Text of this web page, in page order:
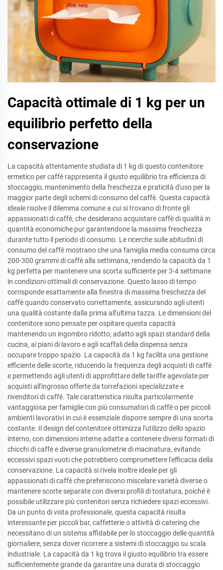
Capacità ottimale di 1 kg per un
equilibrio perfetto della
conservazione
La capacità attentamente studiata di 1 kg di questo contenitore
ermetico per caffè rappresenta il giusto equilibrio tra efficienza di
stoccaggio, mantenimento della freschezza e praticità d'uso per la
maggior parte degli schemi di consumo del caffè. Questa capacità
ideale risolve il dilemma comune a cui si trovano di fronte gli
appassionati di caffè, che desiderano acquistare caffè di qualità in
quantità economiche pur garantendone la massima freschezza
durante tutto il periodo di consumo. Le ricerche sulle abitudini di
consumo del caffè mostrano che una famiglia media consuma circa
200-300 grammi di caffè alla settimana, rendendo la capacità da 1
kg perfetta per mantenere una scorta sufficiente per 3-4 settimane
in condizioni ottimali di conservazione. Questo lasso di tempo
corrisponde esattamente alla finestra di massima freschezza del
caffè quando conservato correttamente, assicurando agli utenti
una qualità costante dalla prima all'ultima tazza. Le dimensioni del
contenitore sono pensate per ospitare questa capacità
mantenendo un ingombro ridotto, adatto agli spazi standard della
cucina, ai piani di lavoro e agli scaffali della dispensa senza
occupare troppo spazio. La capacità da 1 kg facilita una gestione
efficiente delle scorte, riducendo la frequenza degli acquisti di caffè
e permettendo agli utenti di approfittare delle tariffe agevolate per
acquisti all'ingrosso offerte da torrefazioni specializzate e
rivenditori di caffè. Tale caratteristica risulta particolarmente
vantaggiosa per famiglie con più consumatori di caffè o per piccoli
ambienti lavorativi in cui è essenziale disporre sempre di una scorta
costante. Il design del contenitore ottimizza l'utilizzo dello spazio
interno, con dimensioni interne adatte a contenere diversi formati di
chicchi di caffè e diverse granulometrie di macinatura, evitando
eccessivi spazi vuoti che potrebbero compromettere l'efficacia della
conservazione. La capacità si rivela inoltre ideale per gli
appassionati di caffè che preferiscono miscelare varietà diverse o
mantenere scorte separate con diversi profili di tostatura, poiché è
possibile utilizzare più contenitori senza richiedere spazi eccessivi.
Da un punto di vista professionale, questa capacità risulta
interessante per piccoli bar, caffetterie o attività di catering che
necessitano di un sistema affidabile per lo stoccaggio delle quantità
giornaliere, senza dover ricorrere a sistemi di stoccaggio su scala
industriale. La capacità da 1 kg trova il giusto equilibrio tra essere
sufficientemente grande da garantire una durata di stoccaggio